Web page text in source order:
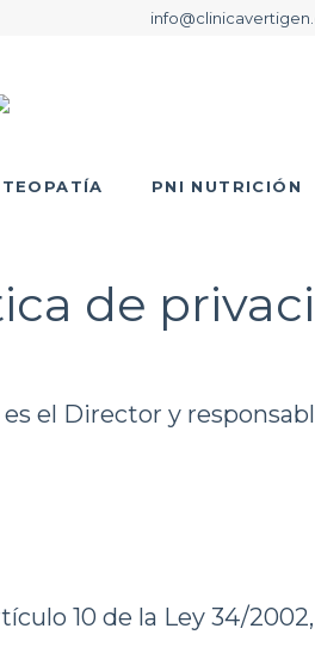
PNI NUTRICIÓN
de
el Director y
10 de la Ley 34/2002,